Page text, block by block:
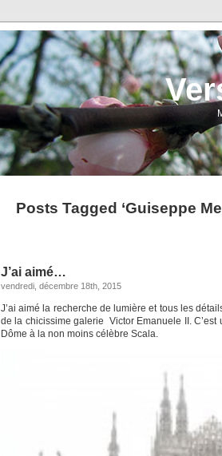
Posts Tagged ‘Guiseppe
J’ai aimé…
vendredi, décembre 18th, 2015
J’ai aimé la recherche de lumière et tous les
de la chicissime galerie Victor Emanuele II.
Dôme à la non moins célèbre Scala.